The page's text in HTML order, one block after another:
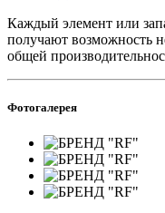
Каждый элемент или
получают возможность
общей
Фотогалерея